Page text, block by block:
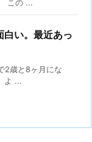
この ...
い。最近あっ
2歳と8ヶ月にな
よ ...